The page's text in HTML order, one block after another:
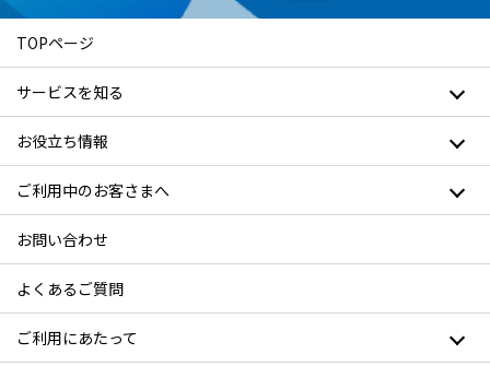
TOPページ
サービスを知る
お役立ち情報
ご利用中のお客さまへ
お問い合わせ
よくあるご質問
ご利用にあたって